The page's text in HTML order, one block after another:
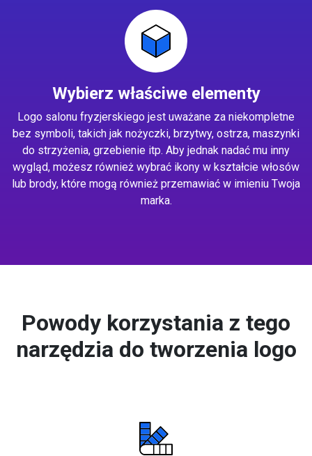
Wybierz właściwe elementy
Logo salonu fryzjerskiego jest uważane za niekompletne
bez symboli, takich jak nożyczki, brzytwy, ostrza, maszynki
do strzyżenia, grzebienie itp. Aby jednak nadać mu inny
wygląd, możesz również wybrać ikony w kształcie włosów
lub brody, które mogą również przemawiać w imieniu Twoja
marka.
Powody korzystania z tego
narzędzia do tworzenia logo